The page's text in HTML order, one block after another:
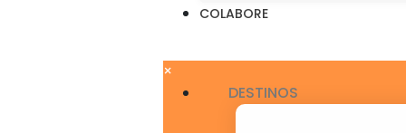
COLABORE
×
DESTINOS